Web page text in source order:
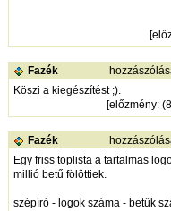
[
Fazék
Köszi a kiegészítést ;).
[előzmény:
Fazék
Egy friss toplista a tartalmas
millió betű fölöttiek.
szépíró - logok száma - betűk